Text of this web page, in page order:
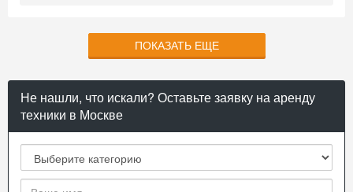
ПОКАЗАТЬ ЕЩЕ
Не нашли, что искали? Оставьте заявку на аренду
техники в Москве